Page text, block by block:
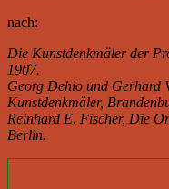
nach:
Die Kunstdenkmäler der
1907.
Georg Dehio und Gerhard
Kunstdenkmäler,
Reinhard E. Fischer, Die
Berlin.